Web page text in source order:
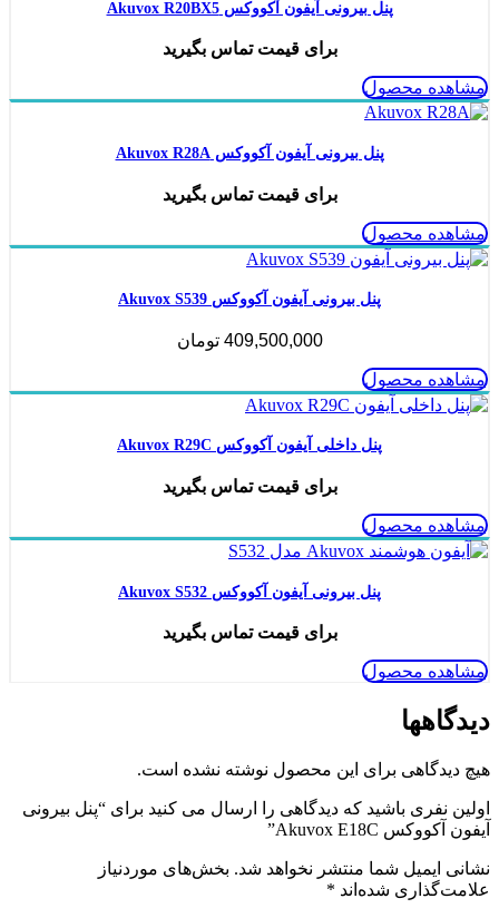
پنل بیرونی آیفون آکووکس Akuvox R20BX5
برای قیمت تماس بگیرید
مشاهده محصول
پنل بیرونی آیفون آکووکس Akuvox R28A
برای قیمت تماس بگیرید
مشاهده محصول
پنل بیرونی آیفون آکووکس Akuvox S539
409,500,000 تومان
مشاهده محصول
پنل داخلی آیفون آکووکس Akuvox R29C
برای قیمت تماس بگیرید
مشاهده محصول
پنل بیرونی آیفون آکووکس Akuvox S532
برای قیمت تماس بگیرید
مشاهده محصول
دیدگاهها
هیچ دیدگاهی برای این محصول نوشته نشده است.
اولین نفری باشید که دیدگاهی را ارسال می کنید برای “پنل بیرونی
آیفون آکووکس Akuvox E18C”
نشانی ایمیل شما منتشر نخواهد شد. بخش‌های موردنیاز
علامت‌گذاری شده‌اند *